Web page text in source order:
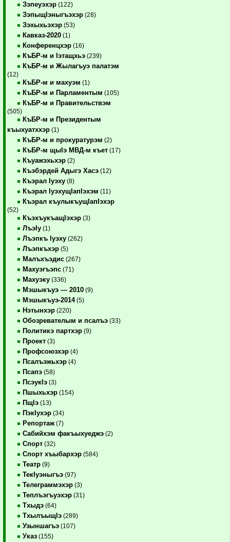
Зэпеуэхэр (122)
ЗэпыщIэныгъэхэр (28)
Зэхыхьэхэр (53)
Кавказ-2020 (1)
Конференцхэр (16)
КъБР-м и Iэтащхьэ (239)
КъБР-м и Жылагъуэ палатэм
(12)
КъБР-м и махуэм (1)
КъБР-м и Парламентым (105)
КъБР-м и Правительствэм
(505)
КъБР-м и Президентым
къыхуатххэр (1)
КъБР-м и прокуратурэм (2)
КъБР-м щыIэ МВД-м къет (17)
Къуажэхьхэр (2)
Къэбэрдей Адыгэ Хасэ (12)
Къэрал Iуэху (8)
Къэрал IуэхущIапIэхэм (11)
Къэрал къулыкъущIапIэхэр
(52)
КъэхъукъащIэхэр (3)
ЛъэIу (1)
Лъэпкъ Iуэху (262)
Лъэпкъхэр (5)
Малъхъэдис (267)
Махуэгъэпс (71)
Махуэку (336)
Мэшыкъуэ — 2010 (9)
Мэшыкъуэ-2014(5)
Нэтынхэр (220)
Обозревателым и псалъэ (33)
Политикэ партхэр (9)
Проект (3)
Профсоюзхэр (4)
Псалъэжьхэр (4)
Псапэ (58)
ПсэукIэ (3)
Пшыхьхэр (154)
ПщIэ (13)
ПэкIухэр (34)
Репортаж (7)
Сабийхэм факъыхуеджэ (2)
Спорт (32)
Спорт хъыбархэр (584)
Театр (9)
ТекIуэныгъэ (97)
Телеграммэхэр (3)
Теплъэгъуэхэр (31)
Тхыдэ (64)
ТхылъыщIэ (289)
Узыншагъэ (107)
Указ (155)